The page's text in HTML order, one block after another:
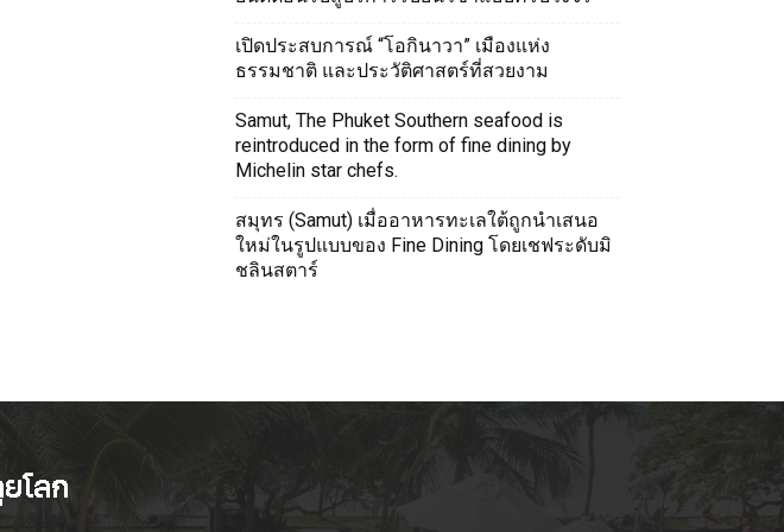
เปิดประสบการณ์ “โอกินาวา” เมืองแห่ง
ธรรมชาติ และประวัติศาสตร์ที่สวยงาม
Samut, The Phuket Southern seafood is
reintroduced in the form of fine dining by
Michelin star chefs.
สมุทร (Samut) เมื่ออาหารทะเลใต้ถูกนำเสนอ
ใหม่ในรูปแบบของ Fine Dining โดยเชฟระดับมิ
ชลินสตาร์